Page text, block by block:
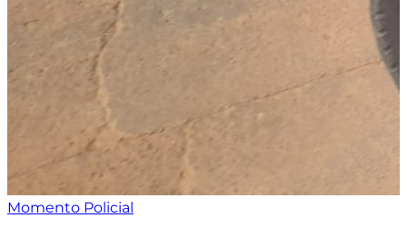
Momento Policial